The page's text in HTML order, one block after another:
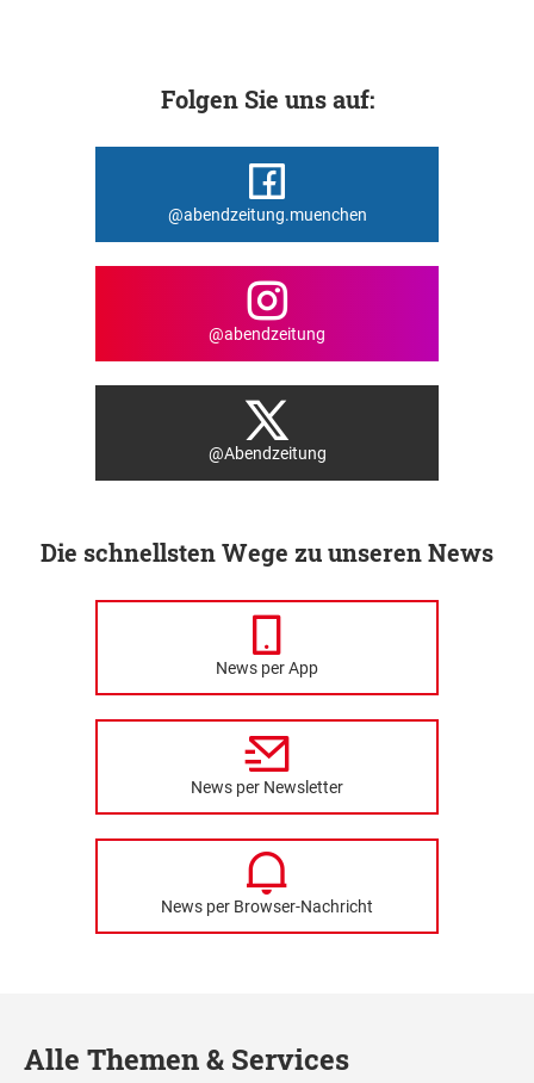
Folgen Sie uns auf:
@abendzeitung.muenchen
@abendzeitung
@Abendzeitung
Die schnellsten Wege zu unseren News
News per App
News per Newsletter
News per Browser-Nachricht
Alle Themen & Services